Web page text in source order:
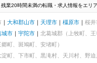
業20時間未満の転職・求人情報をエリ
大和郡山市 天理市 橿原市 桜井
城市 宇陀市
北葛城郡（上牧町、王
町、斑鳩町、安堵町）
町、下市町、黒滝村、天川村、野